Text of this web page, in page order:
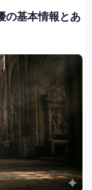
の基本情報とあ